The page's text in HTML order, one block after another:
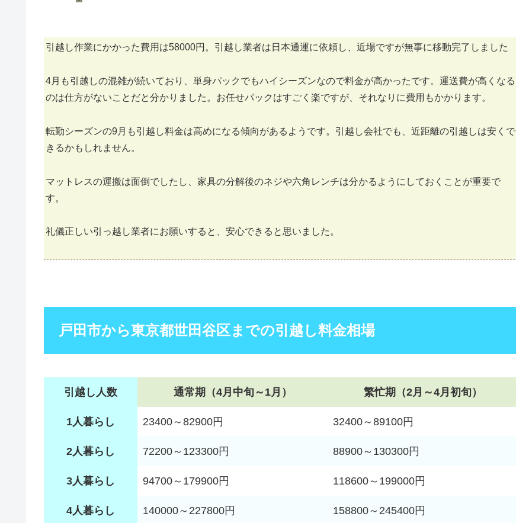
引越し作業にかかった費用は58000円。引越し業者は日本通運に依頼し、近場ですが無事に移動完了しました
4月も引越しの混雑が続いており、単身パックでもハイシーズンなので料金が高かったです。運送費が高くなる
のは仕方がないことだと分かりました。お任せパックはすごく楽ですが、それなりに費用もかかります。
転勤シーズンの9月も引越し料金は高めになる傾向があるようです。引越し会社でも、近距離の引越しは安くで
きるかもしれません。
マットレスの運搬は面倒でしたし、家具の分解後のネジや六角レンチは分かるようにしておくことが重要で
す。
礼儀正しい引っ越し業者にお願いすると、安心できると思いました。
戸田市から東京都世田谷区までの引越し料金相場
引越し人数 通常期（4月中旬～1月） 繁忙期（2月～4月初旬）
1人暮らし 23400～82900円 32400～89100円
2人暮らし 72200～123300円 88900～130300円
3人暮らし 94700～179900円 118600～199000円
4人暮らし 140000～227800円 158800～245400円